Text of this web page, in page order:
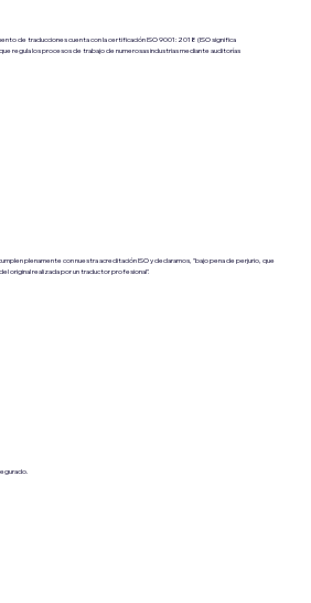
de traducciones cuenta con la certificación ISO 9001:2018 (ISO significa
regula los procesos de trabajo de numerosas industrias mediante auditorías
plenamente con nuestra acreditación ISO y declaramos, "bajo pena de perjurio, que
original realizada por un traductor profesional".